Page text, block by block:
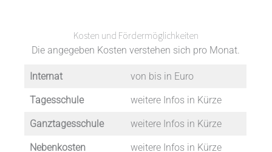
Kosten und Fördermöglichkeiten
Die angegeben Kosten verstehen sich pro Monat.
Internat von bis in Euro
Tagesschule weitere Infos in Kürze
Ganztagesschule weitere Infos in Kürze
Nebenkosten weitere Infos in Kürze